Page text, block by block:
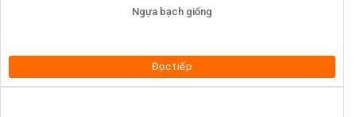
Ngựa bạch giống
Đọc tiếp